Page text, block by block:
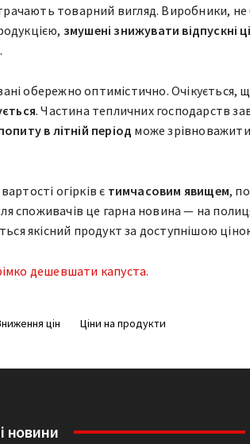
товарний вигляд. Виробники,
змушені знижувати відпускні
обережно оптимістично. Очікується,
. Частина тепличних господарств
в літній період може зрівноважити
огірків є тимчасовим явищем,
споживачів це гарна новина — на
якісний продукт за доступнішою
дешевшати капуста.
цін Ціни на продукти
новини